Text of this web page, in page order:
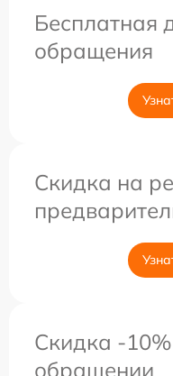
Бесплатная
обращения
Скидка на
Скидка -
обращении